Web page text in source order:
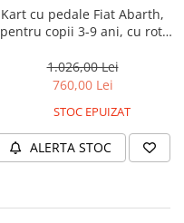
Kart cu pedale Fiat Abarth,
pentru copii 3-9 ani, cu roti
1.026,00 Lei
760,00 Lei
STOC EPUIZAT
ALERTA STOC